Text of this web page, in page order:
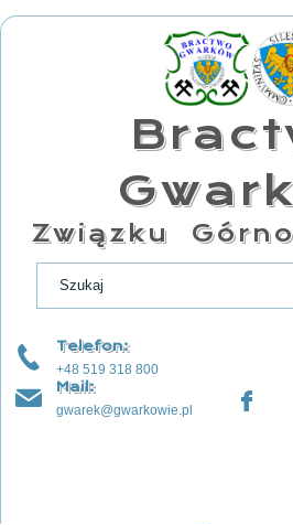
Związku
Telefon:
+48 519 318 800
Mail:
gwarek@gwarkowie.pl